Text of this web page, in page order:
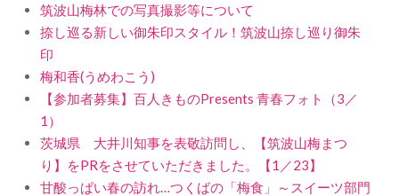
筑波山梅林での写真撮影等について
捺し巡る新しい御朱印スタイル！筑波山捺し巡り御朱
印
梅和香(うめわこう)
【参加者募集】百人きものPresents 青春フォト（3／
1）
茨城県 大井川知事を表敬訪問し、【筑波山梅まつ
り】をPRをさせていただきました。【1／23】
甘酸っぱい春の訪れ…つくばの「梅食」～スイーツ部門